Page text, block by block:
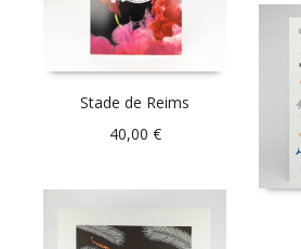
Stade de Reims
40,00 €